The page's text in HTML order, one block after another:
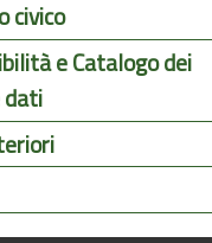
civico
e Catalogo dei
dati